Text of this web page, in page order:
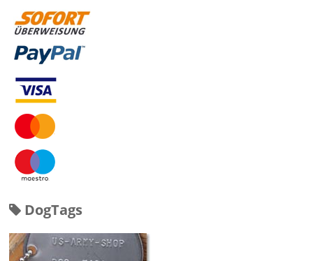
DogTags